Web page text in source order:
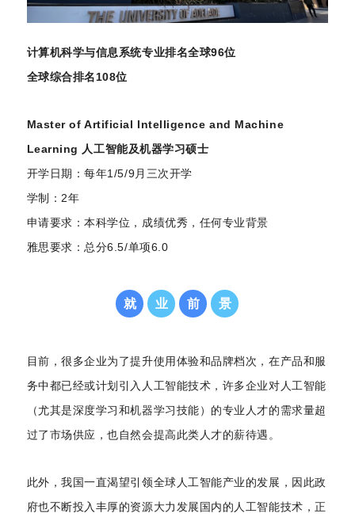
计算机科学与信息系统专业排名全球96位
全球综合排名108位
Master of Artificial Intelligence and Machine
Learning 人工智能及机器学习硕士
开学日期：每年1/5/9月三次开学
学制：2年
申请要求：本科学位，成绩优秀，任何专业背景
雅思要求：总分6.5/单项6.0
就 业 前 景
目前，很多企业为了提升使用体验和品牌档次，在产品和服
务中都已经或计划引入人工智能技术，许多企业对人工智能
（尤其是深度学习和机器学习技能）的专业人才的需求量超
过了市场供应，也自然会提高此类人才的薪待遇。
此外，我国一直渴望引领全球人工智能产业的发展，因此政
府也不断投入丰厚的资源大力发展国内的人工智能技术，正